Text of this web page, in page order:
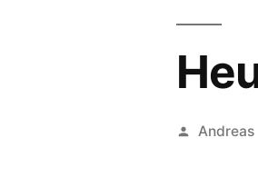
Andreas